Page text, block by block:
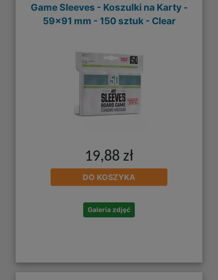
Game Sleeves - Koszulki na Karty -
59x91 mm - 150 sztuk - Clear
19,88 zł
DO KOSZYKA
Galeria zdjęć